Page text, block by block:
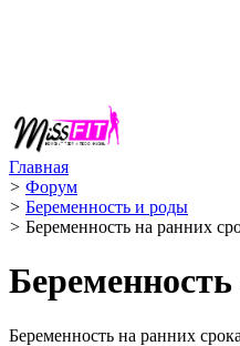
Главная
> Форум
> Беременность и роды
> Беременность на ранних
Беременность на ранних